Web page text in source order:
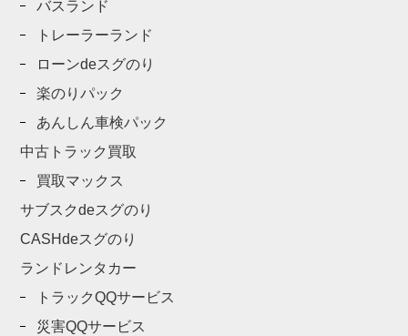
バスランド
トレーラーランド
ローンdeスグのり
楽のりパック
あんしん車検パック
中古トラック買取
買取マックス
サブスクdeスグのり
CASHdeスグのり
ランドレンタカー
トラックQQサービス
災害QQサービス